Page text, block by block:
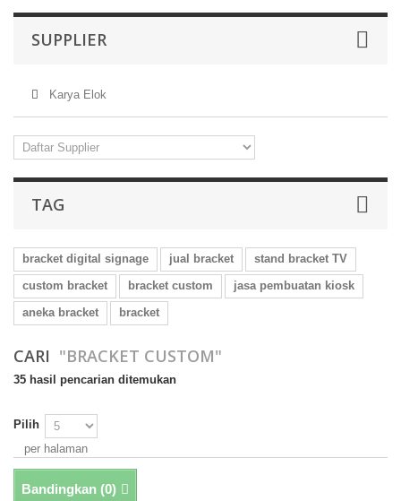
SUPPLIER
Karya Elok
TAG
bracket digital signage jual bracket
stand bracket TV
custom bracket
bracket custom
jasa pembuatan kiosk
aneka bracket
bracket
CARI "BRACKET CUSTOM"
35 hasil pencarian ditemukan
Pilih
per halaman
Bandingkan (0)